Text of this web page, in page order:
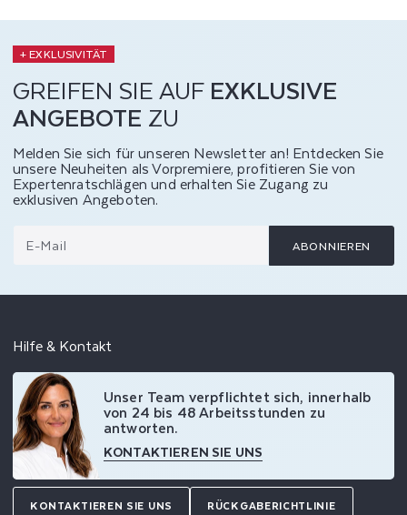
+ EXKLUSIVITÄT
GREIFEN SIE AUFEXKLUSIVE
ANGEBOTE ZU
Melden Sie sich für unseren Newsletter an! Entdecken Sie
unsere Neuheiten als Vorpremiere, profitieren Sie von
Expertenratschlägen und erhalten Sie Zugang zu
exklusiven Angeboten.
E-Mail ABONNIEREN
Hilfe & Kontakt
Unser Team verpflichtet sich, innerhalb
von 24 bis 48 Arbeitsstunden zu
antworten.
KONTAKTIEREN SIE UNS
KONTAKTIEREN SIE UNS RÜCKGABERICHTLINIE